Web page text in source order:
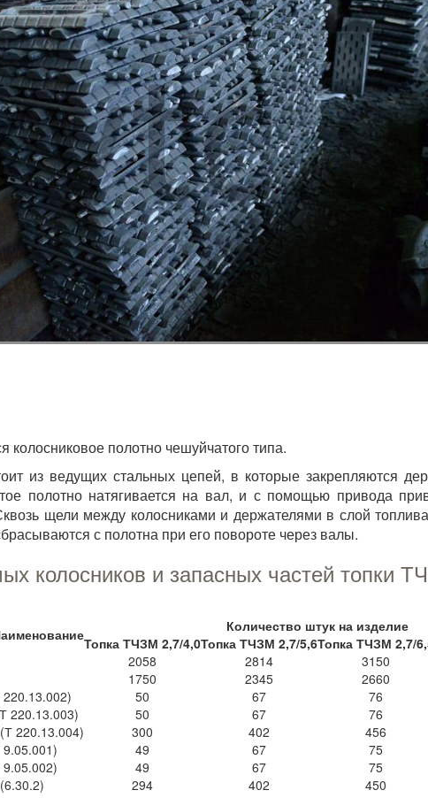
полотно чешуйчатого типа.
из ведущих стальных цепей, в которые закрепляются
полотно натягивается на вал, и с помощью привода
щели между колосниками и держателями в слой
с полотна при его повороте через валы.
колосников и запасных частей топки
Количество штук на изделие
Топка ТЧЗМ 2,7/4,0Топка ТЧЗМ 2,7/5,6Топка ТЧЗМ 2,7/
2058 2814
3150
1750 2345
2660
50 67
76
220.13.003)
50 67
76
220.13.004)
300 402
456
49 67
75
49 67
75
294 402
450